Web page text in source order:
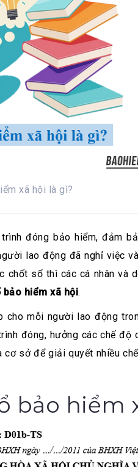
xã hội là gì?
đóng bảo hiểm, đảm
lao động đã nghỉ việc
chốt sổ thì các cá nhân và
bảo hiểm xã hội.
mỗi người lao động
đóng, hưởng các chế độ
cơ sở để giải quyết nhiều
bảo hiểm